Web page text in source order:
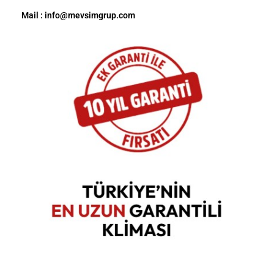
Mail : info@mevsimgrup.com